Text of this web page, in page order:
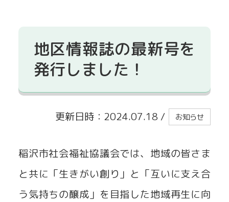
サービス
寄付募金
貸出事業
地区情報誌の最新号を
発行しました！
更新日時：2024.07.18 / お知らせ
稲沢市社会福祉協議会では、地域の皆さま
と共に「生きがい創り」と「互いに支え合
う気持ちの醸成」を目指した地域再生に向